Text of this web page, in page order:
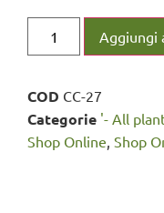
Aggiungi
COD CC-27
Categorie '- All
Shop Online Shop